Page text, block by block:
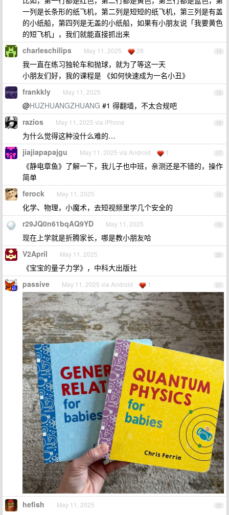
一列是长条形的纸飞机，第二列是短短的纸飞机，第三列是有盖
的小纸船，第四列是无盖的小纸船，如果有小朋友说「我要黄色
的短飞机」，我们就能直接抓出来
14
charleschilips May 11, 2025 28
我一直在练习独轮车和抛球，就为了等这一天
小朋友们好，我的课程是 《如何快速成为一名小丑》
15
frankkly May 11, 2025
@HUZHUANGZHUANG #1 得翻墙，不太合规吧
16
razios May 11, 2025 via iPhone
为什么觉得这种没什么难的…
17
jiajiapapajgu May 11, 2025 via Android 1
《静电章鱼》了解一下，我儿子也中班，亲测还是不错的，操作
简单
18
ferock May 11, 2025
化学、物理，小魔术，去短视频里学几个安全的
19
r29JQ0n61bqAQ9YD May 11, 2025
现在上学就是折腾家长，哪是教小朋友哈
20
V2April May 11, 2025
《宝宝的量子力学》，中科大出版社
21
passive May 11, 2025 via Android 1
22
hefish May 11, 2025